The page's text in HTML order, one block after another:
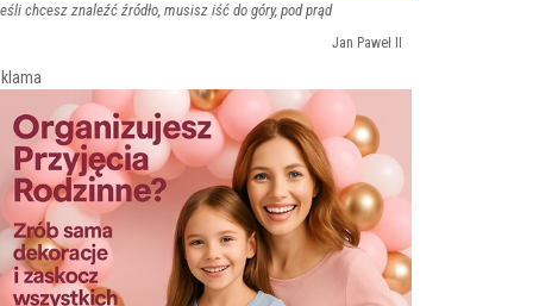
chcesz znaleźć źródło, musisz iść do góry, pod prąd
Jan Paweł II